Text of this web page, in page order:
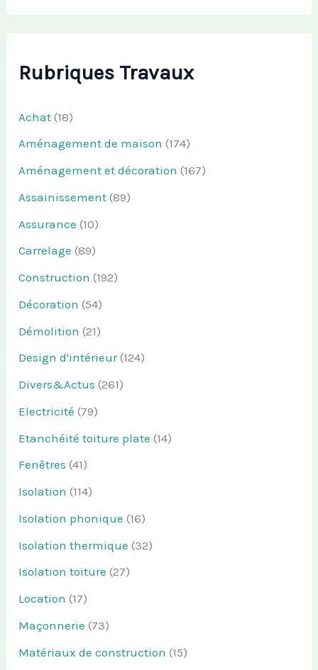
Rubriques Travaux
Achat (18)
Aménagement de maison (174)
Aménagement et décoration (167)
Assainissement (89)
Assurance (10)
Carrelage (89)
Construction (192)
Décoration (54)
Démolition (21)
Design d'intérieur(124)
Divers&Actus (261)
Electricité (79)
Etanchéité toiture plate (14)
Fenêtres (41)
Isolation (114)
Isolation phonique (16)
Isolation thermique (32)
Isolation toiture (27)
Location (17)
Maçonnerie (73)
Matériaux de construction (15)